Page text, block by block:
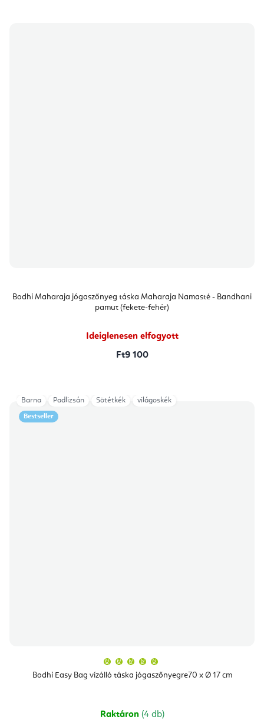
Bodhi Maharaja jógaszőnyeg táska Maharaja Namasté - Bandhani
pamut (fekete-fehér)
Ideiglenesen elfogyott
Ft9 100
Bestseller
Bodhi Easy Bag vízálló táska jógaszőnyegre70 x Ø 17 cm
átlagos
értékelése
csillag.
Raktáron (4 db)
Barna Padlizsán Sötétkék világoskék